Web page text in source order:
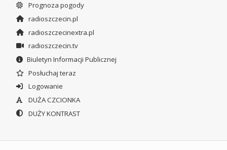
Prognoza pogody
radioszczecin.pl
radioszczecinextra.pl
radioszczecin.tv
Biuletyn Informacji Publicznej
Posłuchaj teraz
Logowanie
DUŻA CZCIONKA
DUŻY KONTRAST